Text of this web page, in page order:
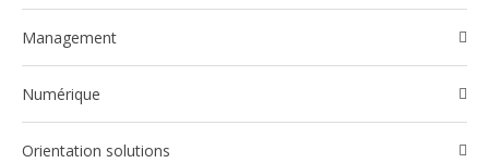
Management
Numérique
Orientation solutions